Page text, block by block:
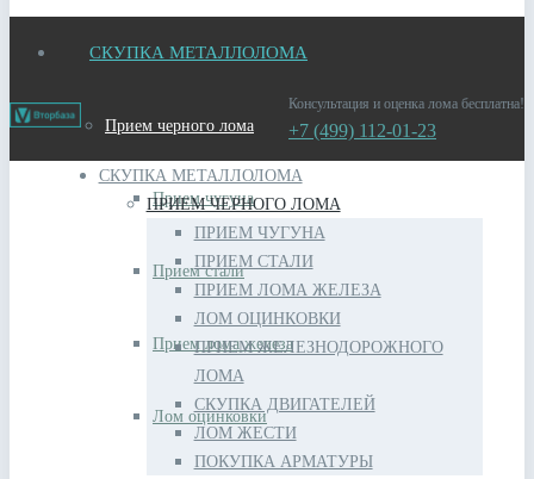
СКУПКА МЕТАЛЛОЛОМА
Прием черного лома
Прием чугуна
Прием стали
Прием лома железа
Лом оцинковки
Консультация и оценка лома бесплатна!
+7 (499) 112-01-23
СКУПКА МЕТАЛЛОЛОМА
ПРИЕМ ЧЕРНОГО ЛОМА
ПРИЕМ ЧУГУНА
ПРИЕМ СТАЛИ
ПРИЕМ ЛОМА ЖЕЛЕЗА
ЛОМ ОЦИНКОВКИ
ПРИЕМ ЖЕЛЕЗНОДОРОЖНОГО
ЛОМА
СКУПКА ДВИГАТЕЛЕЙ
ЛОМ ЖЕСТИ
ПОКУПКА АРМАТУРЫ